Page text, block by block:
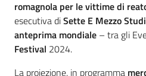
romagnola per le vittime di
esecutiva diSette E Mezzo
anteprima mondiale – tra gli
Festival 2024.
La proiezione, in programma